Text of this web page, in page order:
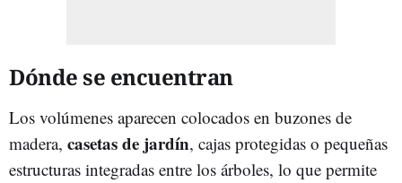
Dónde se encuentran
Los volúmenes aparecen colocados en buzones de
madera, casetas de jardín, cajas protegidas o pequeñas
estructuras integradas entre los árboles, lo que permite